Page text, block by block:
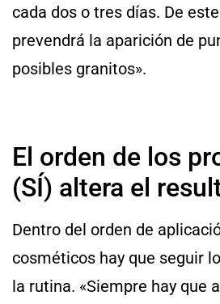
cada dos o tres días. De
prevendrá la aparición de
posibles granitos».
El orden de los
(SÍ) altera el
Dentro del orden de
cosméticos hay que seguir
la rutina. «Siempre hay que